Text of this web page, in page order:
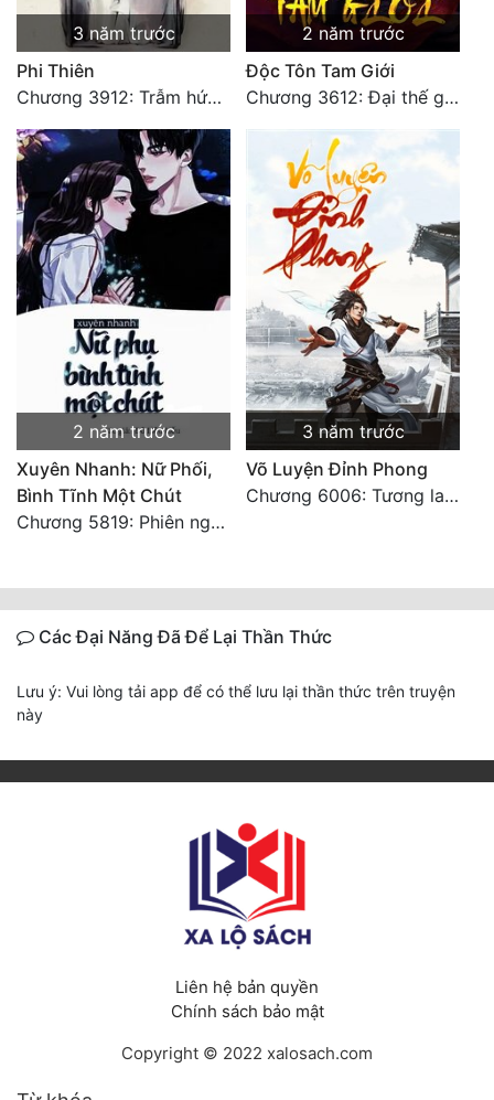
3 năm trước
Phi Thiên
Chương 3912: Trẫm hứa đời này ngươi vừa lòng thỏa ý (1)
2 năm trước
Độc Tôn Tam Giới
Chương 3612: Đại thế giới truyền thuyết
2 năm trước
Xuyên Nhanh: Nữ Phối,
Bình Tĩnh Một Chút
Chương 5819: Phiên ngoại: Trở lại STARS [HẾT]
3 năm trước
Võ Luyện Đỉnh Phong
Chương 6006: Tương lai ( đại kết cục )
Các Đại Năng Đã Để Lại Thần Thức
Lưu ý: Vui lòng tải app để có thể lưu lại thần thức trên truyện
này
Liên hệ bản quyền
Chính sách bảo mật
Copyright © 2022 xalosach.com